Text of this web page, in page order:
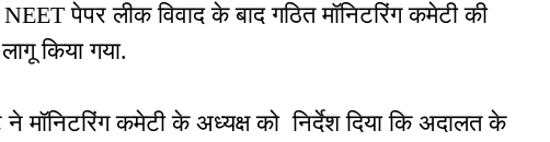
पेपर लीक विवाद के बाद गठित मॉनिटरिंग कमेटी की
किया गया.
मॉनिटरिंग कमेटी के अध्यक्ष को निर्देश दिया कि अदालत के